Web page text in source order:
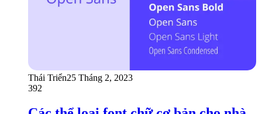
Thái Triển25 Tháng 2, 2023
392